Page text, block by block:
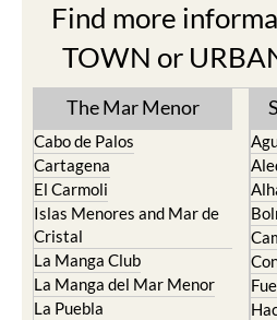
Find more
TOWN or
The Mar Menor
Cabo de Palos
Cartagena
El Carmoli
Islas Menores and Mar de
Cristal
La Manga Club
La Manga del Mar Menor
La Puebla